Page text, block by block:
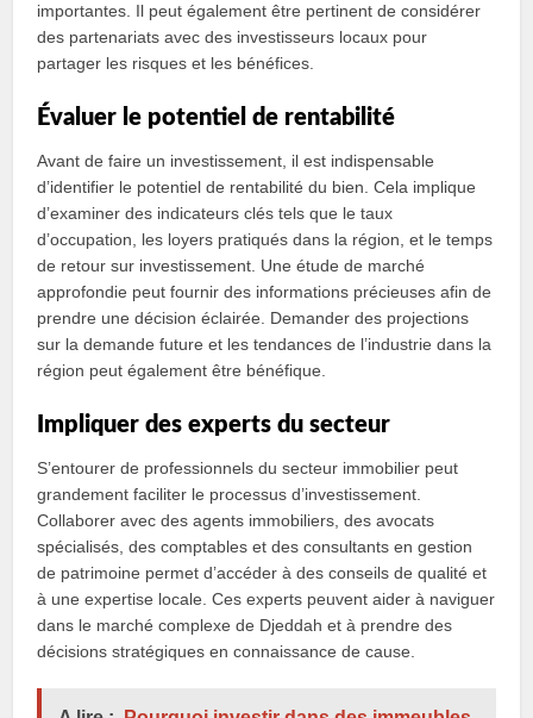
importantes. Il peut également être pertinent de considérer
des partenariats avec des investisseurs locaux pour
partager les risques et les bénéfices.
Évaluer le potentiel de rentabilité
Avant de faire un investissement, il est indispensable
d’identifier le potentiel de rentabilité du bien. Cela implique
d’examiner des indicateurs clés tels que le taux
d’occupation, les loyers pratiqués dans la région, et le temps
de retour sur investissement. Une étude de marché
approfondie peut fournir des informations précieuses afin de
prendre une décision éclairée. Demander des projections
sur la demande future et les tendances de l’industrie dans la
région peut également être bénéfique.
Impliquer des experts du secteur
S’entourer de professionnels du secteur immobilier peut
grandement faciliter le processus d’investissement.
Collaborer avec des agents immobiliers, des avocats
spécialisés, des comptables et des consultants en gestion
de patrimoine permet d’accéder à des conseils de qualité et
à une expertise locale. Ces experts peuvent aider à naviguer
dans le marché complexe de Djeddah et à prendre des
décisions stratégiques en connaissance de cause.